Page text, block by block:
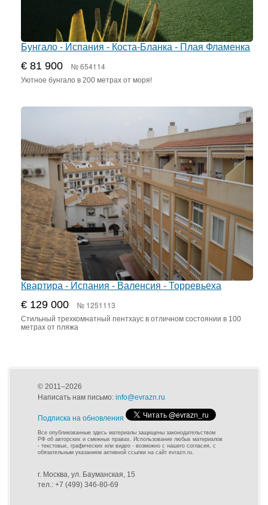
Бунгало - Испания - Коста-Бланка - Плая Фламенка
€ 81 900 № 654114
Уютное бунгало в 200 метрах от моря!
Квартира - Испания - Валенсия - Торревьеха
€ 129 000 № 1251113
Стильный трехкомнатный пентхаус в отличном состоянии в 100
метрах от пляжа
© 2011–2026
Написать нам письмо: info@evrazn.ru
Подписка на обновления
Все опубликованные здесь материалы защищены законодательством
РФ об авторских и смежных правах. Использование любых материалов
- текстовых, графических или видео - возможно с нашего согласия, с
обязательным указанием активной ссылки на сайт evrazn.ru.
г. Москва, ул. Бауманская, 15
тел.: +7 (499) 346-80-69